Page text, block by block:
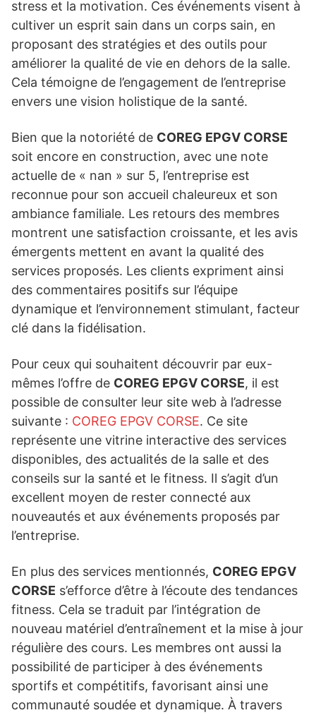
stress et la motivation. Ces événements visent à
cultiver un esprit sain dans un corps sain, en
proposant des stratégies et des outils pour
améliorer la qualité de vie en dehors de la salle.
Cela témoigne de l’engagement de l’entreprise
envers une vision holistique de la santé.
Bien que la notoriété de COREG EPGV CORSE
soit encore en construction, avec une note
actuelle de « nan » sur 5, l’entreprise est
reconnue pour son accueil chaleureux et son
ambiance familiale. Les retours des membres
montrent une satisfaction croissante, et les avis
émergents mettent en avant la qualité des
services proposés. Les clients expriment ainsi
des commentaires positifs sur l’équipe
dynamique et l’environnement stimulant, facteur
clé dans la fidélisation.
Pour ceux qui souhaitent découvrir par eux-
mêmes l’offre de COREG EPGV CORSE, il est
possible de consulter leur site web à l’adresse
suivante : COREG EPGV CORSE. Ce site
représente une vitrine interactive des services
disponibles, des actualités de la salle et des
conseils sur la santé et le fitness. Il s’agit d’un
excellent moyen de rester connecté aux
nouveautés et aux événements proposés par
l’entreprise.
En plus des services mentionnés, COREG EPGV
CORSE s’efforce d’être à l’écoute des tendances
fitness. Cela se traduit par l’intégration de
nouveau matériel d’entraînement et la mise à jour
régulière des cours. Les membres ont aussi la
possibilité de participer à des événements
sportifs et compétitifs, favorisant ainsi une
communauté soudée et dynamique. À travers